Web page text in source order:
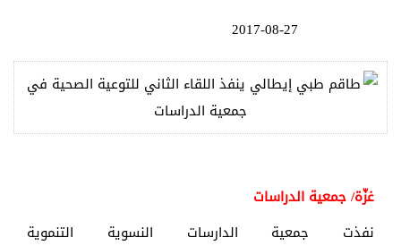
2017-08-27
غزّة/ جمعية الدراسات
نفذت جمعية الدارسات النسوية التنموية